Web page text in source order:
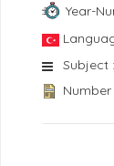
Year-
Subject
Number